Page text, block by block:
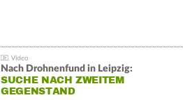
Nach Drohnenfund in Leipzig:
SUCHE NACH ZWEITEM
GEGENSTAND